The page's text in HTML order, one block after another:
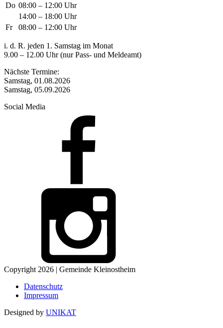
Do 08:00 – 12:00 Uhr
14:00 – 18:00 Uhr
Fr
08:00 – 12:00 Uhr
i. d. R. jeden 1. Samstag im Monat
9.00 – 12.00 Uhr (nur Pass- und Meldeamt)
Nächste Termine:
Samstag, 01.08.2026
Samstag, 05.09.2026
Social Media
Copyright 2026 | Gemeinde Kleinostheim
Datenschutz
Impressum
Designed by UNIKAT